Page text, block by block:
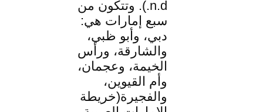
n.d.). وتتكون من
سبع إمارات هي:
دبي، وأبو ظبي،
والشارقة، ورأس
الخيمة، وعجمان،
وأم القيوين،
والفجيرة(خريطة